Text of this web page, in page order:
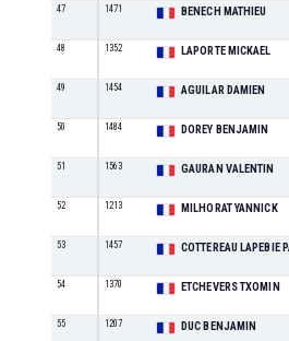
47 1471 BENECH MATHIEU
48 1352 LAPORTE MICKAEL
49 1454 AGUILAR DAMIEN
50 1484 DOREY BENJAMIN
51 1563 GAURAN VALENTIN
52 1213 MILHORAT YANNICK
53 1457 COTTEREAU LAPEBIE
54 1370 ETCHEVERS TXOMIN
55 1207 DUC BENJAMIN